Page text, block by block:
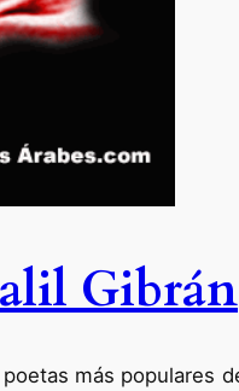
Gibrán
más populares